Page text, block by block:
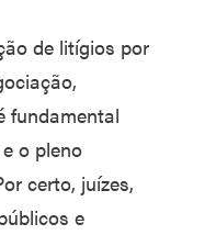
de litígios por
fundamental
o pleno
certo, juízes,
e